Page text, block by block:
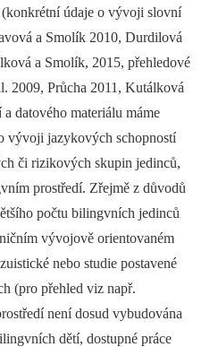
údaje o vývoji slovní
a Smolík 2010, Durdilová
a Smolík, 2015, přehledové
2009, Průcha 2011, Kutálková
datového materiálu máme
vývoji jazykových schopností
či rizikových skupin jedinců,
prostředí. Zřejmě z důvodů
počtu bilingvních jedinců
vývojově orientovaném
nebo studie postavené
(pro přehled viz např.
není dosud vybudována
dětí, dostupné práce